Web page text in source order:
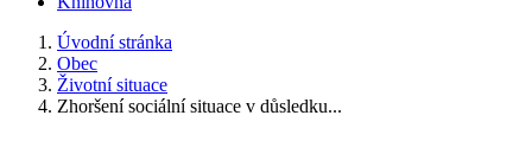
Úvodní stránka
Obec
Životní situace
Zhoršení sociální situace v důsledku...